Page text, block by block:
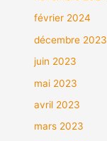
février 2024
décembre 2023
juin 2023
mai 2023
avril 2023
mars 2023